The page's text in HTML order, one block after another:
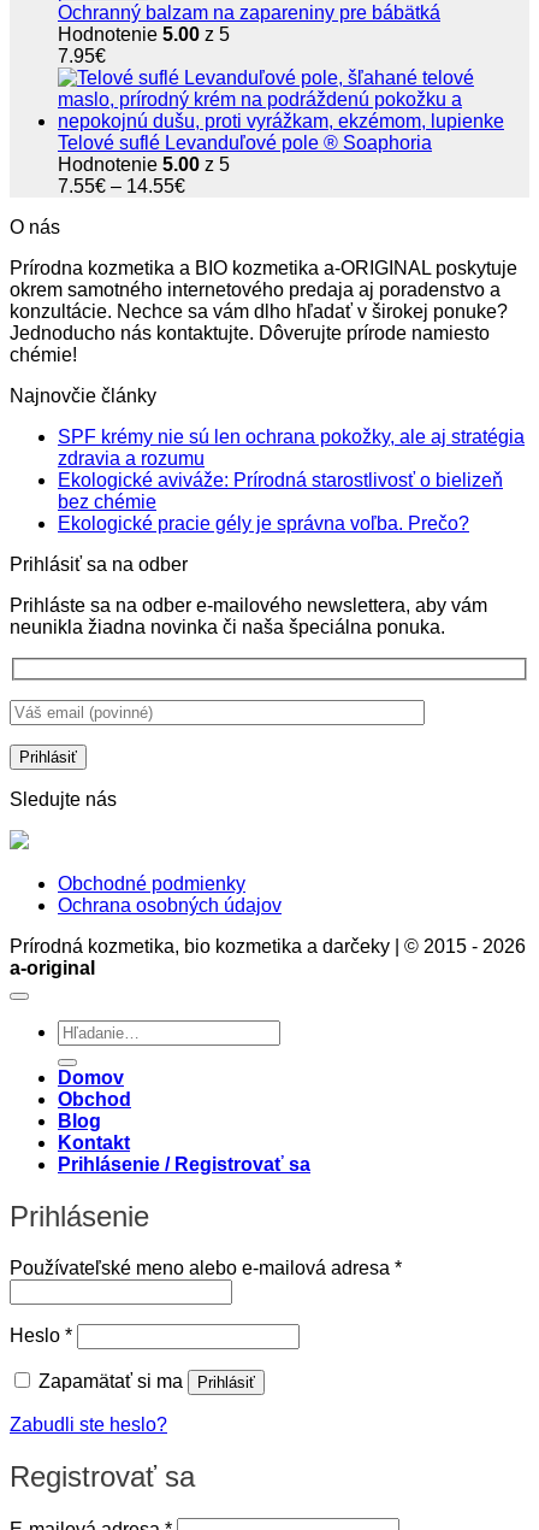
Ochranný balzam na zapareniny pre bábätká
Hodnotenie 5.00 z 5
7.95€
Telové suflé Levanduľové pole ® Soaphoria
Hodnotenie 5.00 z 5
7.55€ – 14.55€Price
14.55€
O nás
Prírodna kozmetika a BIO kozmetika a-ORIGINAL poskytuje
okrem samotného internetového predaja aj poradenstvo a
konzultácie. Nechce sa vám dlho hľadať v širokej ponuke?
Jednoducho nás kontaktujte. Dôverujte prírode namiesto
chémie!
Najnovčie články
SPF krémy nie sú len ochrana pokožky, ale aj stratégia
zdravia a rozumu
komentáre
SPF
len
ochrana
Ekologické aviváže: Prírodná starostlivosť o bielizeň
bez chémieŽiadne
komentáre
Ekologické
Prírodná
starostlivosť
Ekologické pracie gély je správna voľba. Prečo?Žiadne
pracie
Prihlásiť sa na odber
Prihláste sa na odber e-mailového newslettera, aby vám
neunikla žiadna novinka či naša špeciálna ponuka.
Sledujte nás
Obchodné podmienky
Ochrana osobných údajov
Prírodná kozmetika, bio kozmetika a darčeky | © 2015 - 2026
a-original
Hľadať:
Domov
Obchod
Blog
Kontakt
Prihlásenie / Registrovať sa
Prihlásenie
Používateľské meno alebo e-mailová adresa *Povinné
Heslo *Povinné
Zapamätať si ma Prihlásiť
Zabudli ste heslo?
Registrovať sa